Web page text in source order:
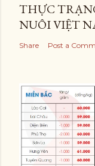
THỰC
NUÔI VIỆT
Share Post a